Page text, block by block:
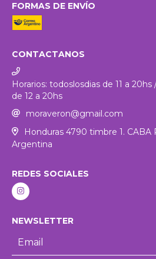
FORMAS DE ENVÍO
CONTACTANOS
Horarios: todoslosdias de 11 a
de 12 a 20hs
moraveron@gmail.com
Honduras 4790 timbre 1. CABA
Argentina
REDES SOCIALES
NEWSLETTER